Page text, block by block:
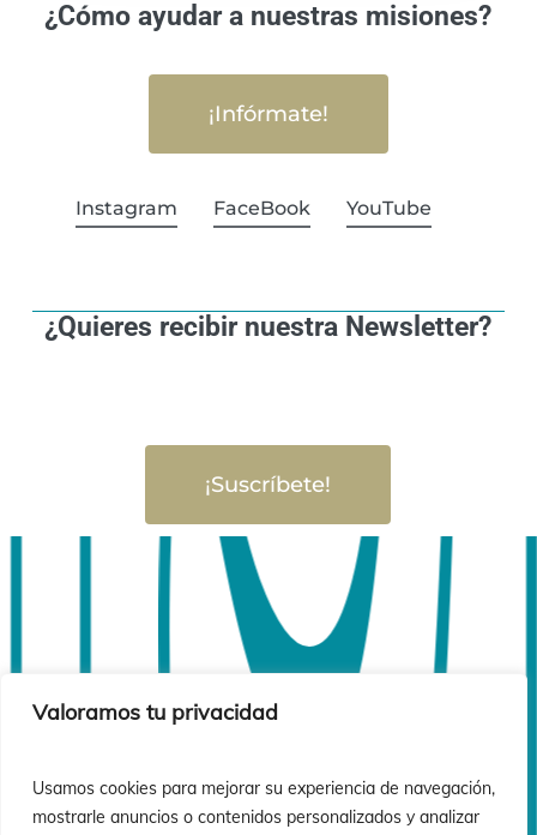
Valoramos tu privacidad
Usamos cookies para mejorar su experiencia de navegación,
mostrarle anuncios o contenidos personalizados y analizar
¿Cómo ayudar a nuestras misiones?
¡Infórmate!
Instagram FaceBook YouTube
¿Quieres recibir nuestra Newsletter?
¡Suscríbete!